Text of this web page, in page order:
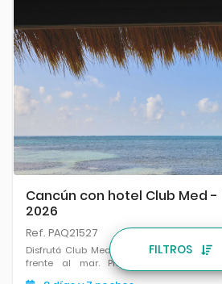
Cancún con hotel Club Med
2026
Ref. PAQ21527
Disfrutá Club Med Cancún y viví una
frente al mar. Playas increíbles,
gastronomía de primer nivel y el
FILTROS